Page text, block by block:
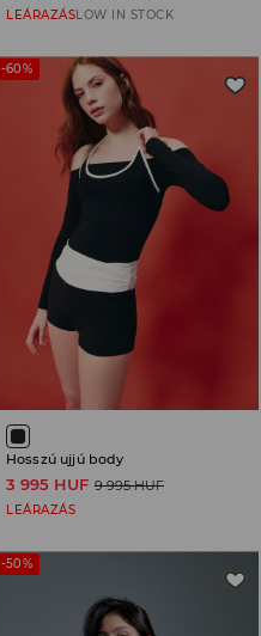
LEÁRAZÁSLOW IN STOCK
-60%
Hosszú ujjú body
3 995 HUF 9 995 HUF
LEÁRAZÁS
-50%